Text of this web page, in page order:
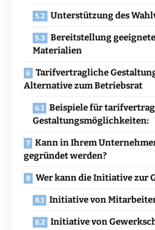
Unterstützung des
Bereitstellung
Materialien
Tarifvertragliche
Alternative zum Betriebsrat
Beispiele für
Gestaltungsmöglichkeiten:
Kann in Ihrem
gegründet werden?
Wer kann die Initiative zur
Initiative von
Initiative von